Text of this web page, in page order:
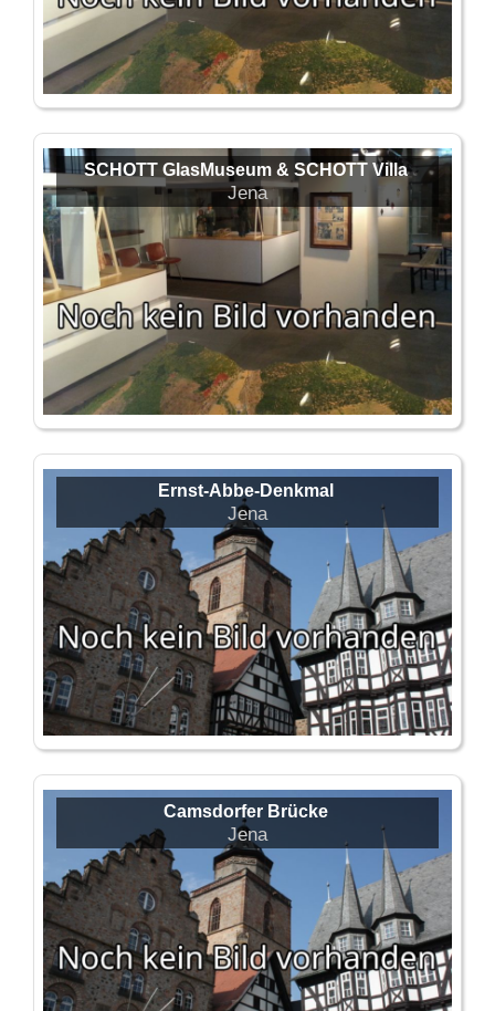
SCHOTT GlasMuseum & SCHOTT Villa
Jena
Ernst-Abbe-Denkmal
Jena
Camsdorfer Brücke
Jena